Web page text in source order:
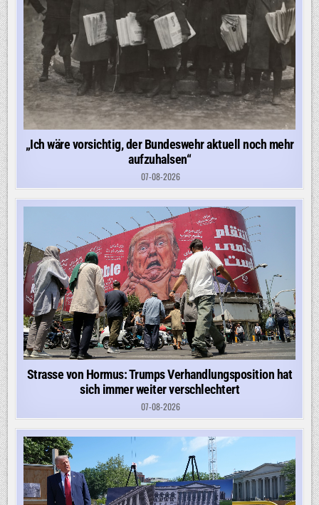
„Ich wäre vorsichtig, der Bundeswehr aktuell noch mehr
aufzuhalsen“
07-08-2026
Strasse von Hormus: Trumps Verhandlungsposition hat
sich immer weiter verschlechtert
07-08-2026